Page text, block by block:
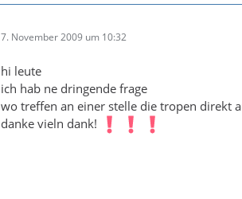
7. November 2009 um 10:32
hi leute
ich hab ne dringende frage
wo treffen an einer stelle die tropen direkt
danke vieln dank!